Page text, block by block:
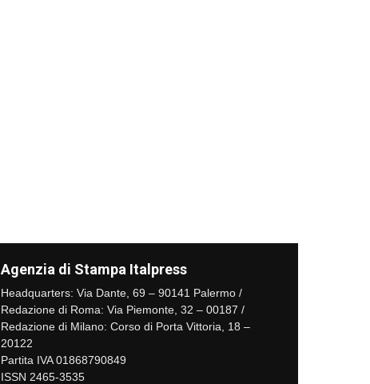
Agenzia di Stampa Italpress
Headquarters: Via Dante, 69 – 90141 Palermo /
Redazione di Roma: Via Piemonte, 32 – 00187 /
Redazione di Milano: Corso di Porta Vittoria, 18 –
20122
Partita IVA 01868790849
ISSN 2465-3535